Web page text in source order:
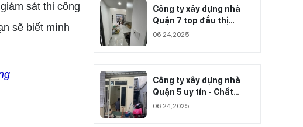
sát thi công
sẽ biết mình
Công ty xây dựng nhà
Quận 7 top đầu thị
trường
06 24,2025
Công ty xây dựng nhà
Quận 5 uy tín - Chất
lượng
06 24,2025